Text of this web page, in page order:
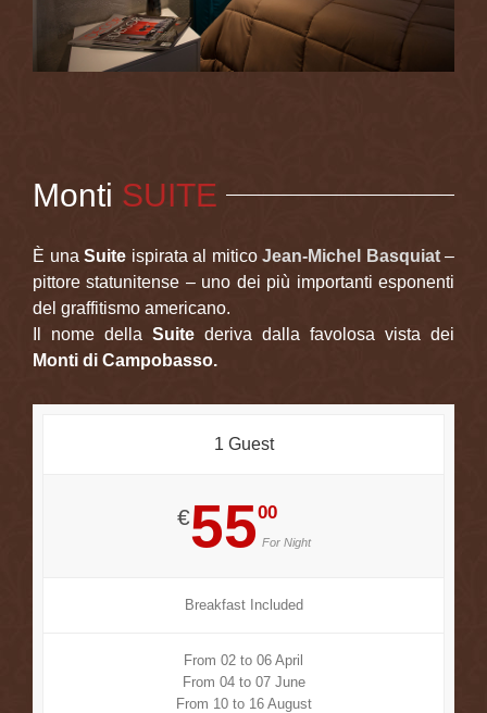
Monti SUITE
È una Suite ispirata al mitico Jean-Michel Basquiat–
pittore statunitense – uno dei più importanti esponenti
del graffitismo americano.
Il nome della Suite deriva dalla favolosa vista dei
Monti di Campobasso.
1 Guest
€5500
For Night
Breakfast Included
From 02 to 06 April
From 04 to 07 June
From 10 to 16 August